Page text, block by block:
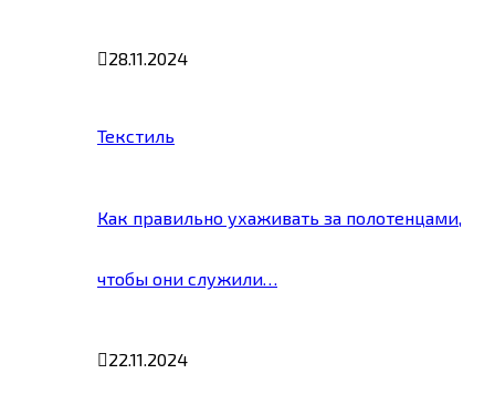
28.11.2024
Текстиль
Как правильно ухаживать за полотенцами,
чтобы они служили…
22.11.2024